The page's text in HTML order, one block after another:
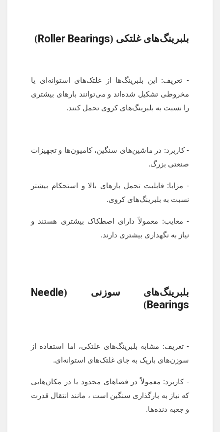
بلبرینگ‌های غلتکی (Roller Bearings
)
- تعریف: این بلبرینگ‌ها از غلتک‌های استوانه‌ای یا
مخروطی تشکیل شده‌اند و می‌توانند بارهای بیشتری
را نسبت به بلبرینگ‌های کروی تحمل کنند.
- کاربرد: در ماشین‌های سنگین، کامیون‌ها و تجهیزات
صنعتی بزرگ.
- مزایا: قابلیت تحمل بارهای بالا و استحکام بیشتر
نسبت به بلبرینگ‌های کروی.
- معایب: معمولاً دارای اصطکاک بیشتری هستند و
نیاز به نگهداری بیشتری دارند.
بلبرینگ‌های سوزنی (Needle
Bearings
)
- تعریف: مشابه بلبرینگ‌های غلتکی، اما استفاده از
سوزن‌های باریک به جای غلتک‌های استوانه‌ای.
- کاربرد: معمولاً در فضاهای محدود یا در مکان‌هایی
که نیاز به بارگذاری سنگین است ، مانند انتقال قدرت
و جعبه دنده‌ها.